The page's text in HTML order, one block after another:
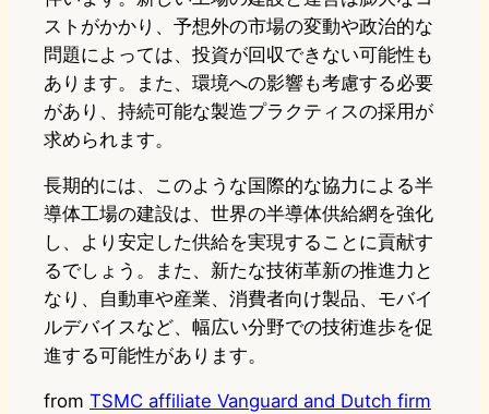
ストがかかり、予想外の市場の変動や政治的な
問題によっては、投資が回収できない可能性も
あります。また、環境への影響も考慮する必要
があり、持続可能な製造プラクティスの採用が
求められます。
長期的には、このような国際的な協力による半
導体工場の建設は、世界の半導体供給網を強化
し、より安定した供給を実現することに貢献す
るでしょう。また、新たな技術革新の推進力と
なり、自動車や産業、消費者向け製品、モバイ
ルデバイスなど、幅広い分野での技術進歩を促
進する可能性があります。
from TSMC affiliate Vanguard and Dutch firm